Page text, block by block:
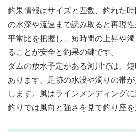
釣果情報はサイズと匹数、釣れた
の水深や流速まで読み取ると再現
平常比を把握し、短時間の上昇や
ることが安全と釣果の鍵です。
ダムの放水予定がある河川では、
あります。足跡の水没や濁りの帯
します。風はラインメンディング
釣りでは風向と強さを見て釣り座を